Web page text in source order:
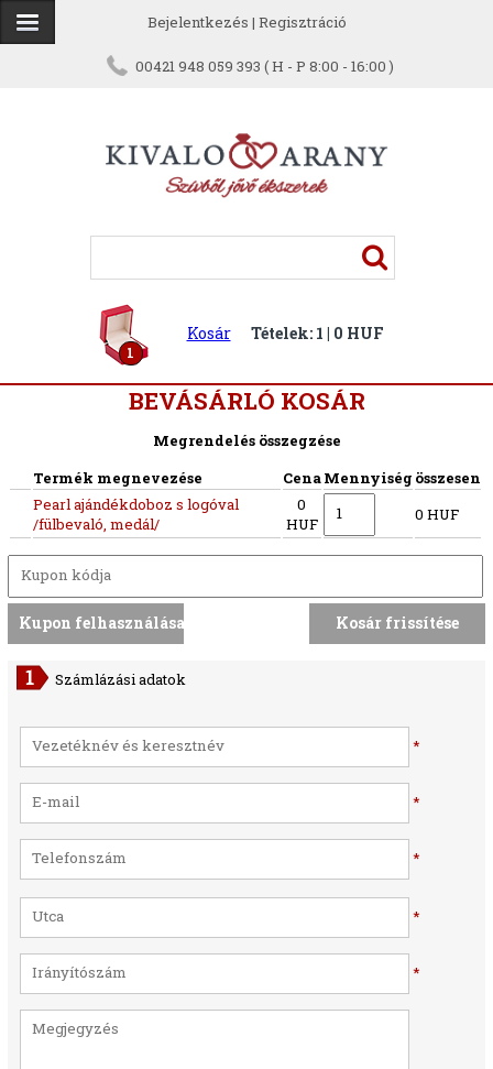
Bejelentkezés | Regisztráció
00421 948 059 393 ( H - P 8:00 - 16:00 )
1
Kosár Tételek: 1 | 0 HUF
BEVÁSÁRLÓ KOSÁR
Megrendelés összegzése
Termék megnevezése
CenaMennyiség összesen
Pearl ajándékdoboz s logóval
/fülbevaló, medál/
0
HUF
0 HUF
Számlázási adatok
*
*
*
*
*